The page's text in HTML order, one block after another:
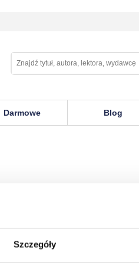
Szczegóły
Darmowe Blog